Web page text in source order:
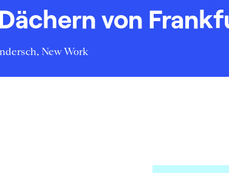
von
, New Work